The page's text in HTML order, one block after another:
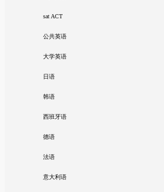
sat ACT
公共英语
大学英语
日语
韩语
西班牙语
德语
法语
意大利语